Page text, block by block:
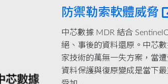
防禦勒索軟體威脅
中芯數據 MDR 結合
絕、事後的資料還原。中芯
家技術的萬無一失方案，當
資料保護與復原變成是當下